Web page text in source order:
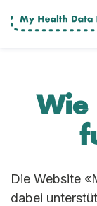
Wie
Die Website
dabei